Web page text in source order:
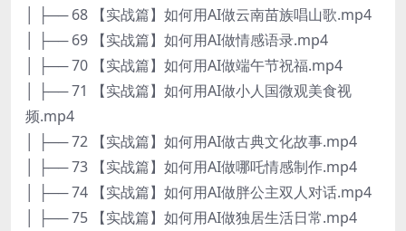
│ ├── 68 【实战篇】如何用AI做云南苗族唱山歌.mp4
│ ├── 69 【实战篇】如何用AI做情感语录.mp4
│ ├── 70 【实战篇】如何用AI做端午节祝福.mp4
│ ├── 71 【实战篇】如何用AI做小人国微观美食视
频.mp4
│ ├── 72 【实战篇】如何用AI做古典文化故事.mp4
│ ├── 73 【实战篇】如何用AI做哪吒情感制作.mp4
│ ├── 74 【实战篇】如何用AI做胖公主双人对话.mp4
│ ├── 75 【实战篇】如何用AI做独居生活日常.mp4